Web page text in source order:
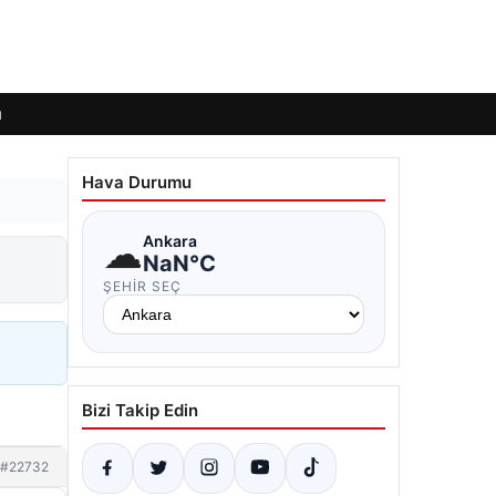
#22732
Hava Durumu
☁Ankara
NaN°C
ŞEHIR SEÇ
Bizi Takip Edin